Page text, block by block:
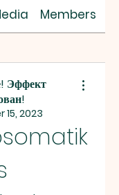
Members
Эффект
2023